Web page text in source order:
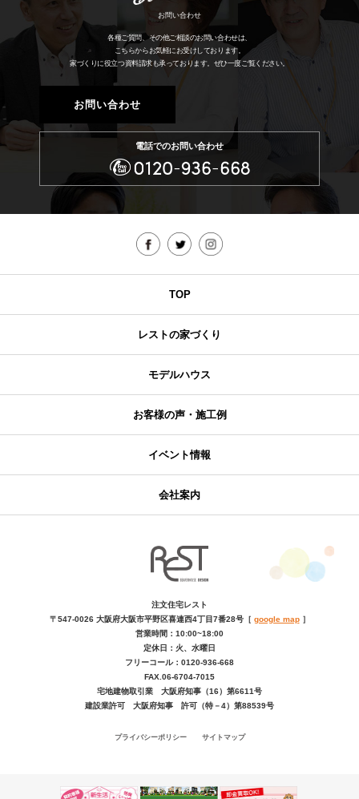
お問い合わせ
各種ご質問、その他ご相談のお問い合わせは、
こちらからお気軽にお受けしております。
家づくりに役立つ資料請求も承っております。 ぜひ一度ご覧ください。
お問い合わせ
電話でのお問い合わせ
TOP
レストの家づくり
モデルハウス
お客様の声・施工例
イベント情報
会社案内
注文住宅レスト
〒547-0026 大阪府大阪市平野区喜連西4丁目7番28号［ google map］
営業時間：10:00~18:00
定休日：火、水曜日
フリーコール：0120-936-668
FAX.06-6704-7015
宅地建物取引業 大阪府知事（16）第6611号
建設業許可 大阪府知事 許可（特－4）第88539号
プライバシーポリシー サイトマップ